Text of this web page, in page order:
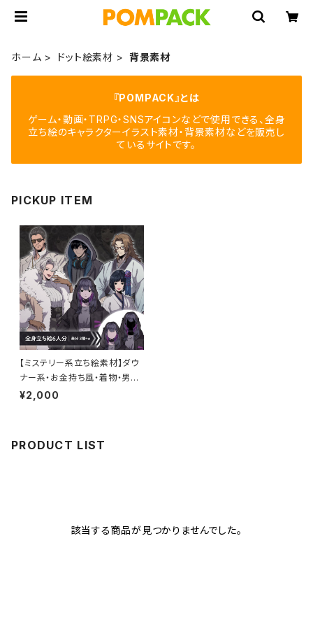
ホーム ドット絵素材 背景素材
『POMPACK』とは
ゲーム・動画・TRPG・SNSアイコンなどで使用できる、全身
立ち絵のキャラクターイラスト素材・背景素材などを販売し
ているサイトです。
PICKUP ITEM
【ミステリー系立ち絵素材】ダウ
ナー系・お金持ち風・着物・男女
【6人セット】
¥2,000
PRODUCT LIST
該当する商品が見つかりませんでした。